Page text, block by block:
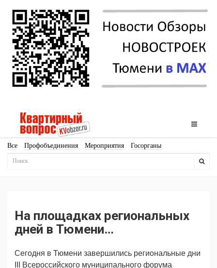
Все Профобъединения Мероприятия Госорганы
Новостройки
Продвижение Поздравляем
На площадках региональных
дней в Тюмени…
Сегодня в Тюмени завершились региональные дни
III Всероссийского муниципального форума